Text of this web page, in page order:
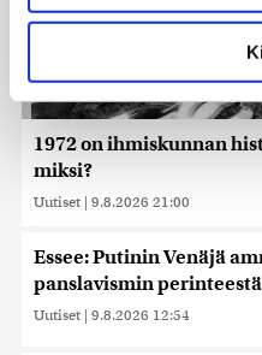
Lue lisää siitä, miten
suostumustasi tai
evästeilmoituksessa.
Käytämme evästeitä
räätälöimiseen, sosiaalisen
jaamme sosiaalisen
alan kumppaneillemme
sivustoamme.
tietoja muihin tietoihin,
kerätty, kun olet käyttänyt
1972 on ihmiskunnan
miksi?
Uutiset | 9.8.2026 21:00
Essee: Putinin Venäjä
panslavismin perinteestä
Uutiset | 9.8.2026 12:54